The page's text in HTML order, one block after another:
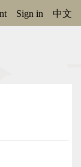
Sign in 中文